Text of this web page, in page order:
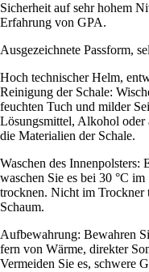
Sicherheit auf sehr hohem
Erfahrung von GPA.
Ausgezeichnete Passform,
Hoch technischer Helm,
Reinigung der Schale:
feuchten Tuch und milder
Lösungsmittel, Alkohol oder
die Materialien der Schale.
Waschen des Innenpolsters:
waschen Sie es bei 30 °C
trocknen. Nicht im Trockner
Schaum.
Aufbewahrung: Bewahren
fern von Wärme, direkter
Vermeiden Sie es, schwere